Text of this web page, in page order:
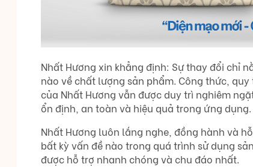
Nhất Hương xin khẳng định: Sự thay đổi chỉ
nào về chất lượng sản phẩm. Công thức,
của Nhất Hương vẫn được duy trì nghiêm
ổn định, an toàn và hiệu quả trong ứng dụng.
Nhất Hương luôn lắng nghe, đồng hành và
bất kỳ vấn đề nào trong quá trình sử dụng
được hỗ trợ nhanh chóng và chu đáo nhất.